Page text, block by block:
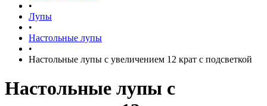
•
Лупы
•
Настольные лупы
•
Настольные лупы с увеличением 12 крат с подсветкой
Настольные лупы с